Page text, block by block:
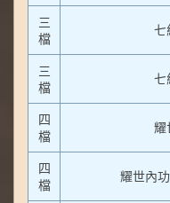
三
檔
七
三
檔
七
四
檔
耀
四
檔
耀世內